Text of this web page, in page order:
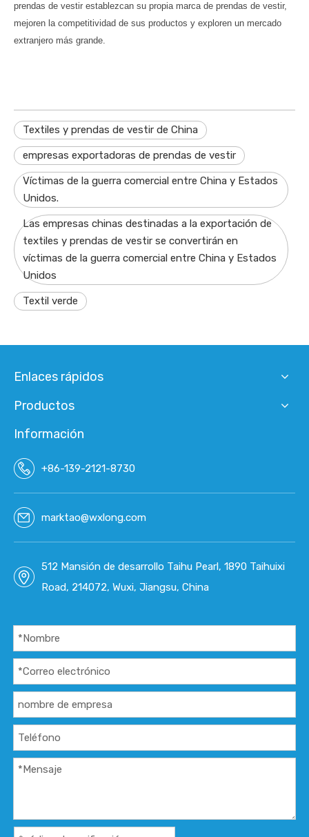
prendas de vestir establezcan su propia marca de prendas de vestir,
mejoren la competitividad de sus productos y exploren un mercado
extranjero más grande.
Textiles y prendas de vestir de China
empresas exportadoras de prendas de vestir
Víctimas de la guerra comercial entre China y Estados
Unidos.
Las empresas chinas destinadas a la exportación de
textiles y prendas de vestir se convertirán en
víctimas de la guerra comercial entre China y Estados
Unidos
Textil verde
Enlaces rápidos
Productos
Información
+86-139-2121-8730
marktao@wxlong.com
512 Mansión de desarrollo Taihu Pearl, 1890 Taihuixi
Road, 214072, Wuxi, Jiangsu, China